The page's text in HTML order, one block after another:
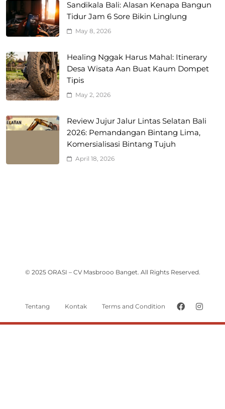
Sandikala Bali: Alasan Kenapa Bangun
Tidur Jam 6 Sore Bikin Linglung
May 8, 2026
Healing Nggak Harus Mahal: Itinerary
Desa Wisata Aan Buat Kaum Dompet
Tipis
May 2, 2026
Review Jujur Jalur Lintas Selatan Bali
2026: Pemandangan Bintang Lima,
Komersialisasi Bintang Tujuh
April 18, 2026